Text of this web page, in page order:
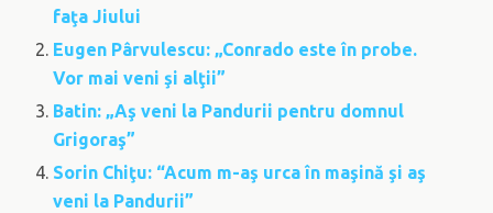
faţa Jiului
Eugen Pârvulescu: „Conrado este în probe.
Vor mai veni şi alţii”
Batin: „Aş veni la Pandurii pentru domnul
Grigoraş”
Sorin Chiţu: “Acum m-aş urca în maşină şi aş
veni la Pandurii”